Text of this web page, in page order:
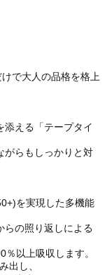
で大人の品格を格上
添える「テープタイ
がらもしっかりと対
を実現した多機能
らの照り返しによる
以上吸収します。
出し、